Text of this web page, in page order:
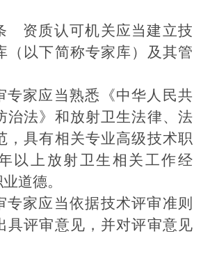
资质认可机关应当建立技
（以下简称专家库）及其管
专家应当熟悉
《中华人民共
法》 和放射卫生法律、法
，具有相关专业高级技术职
以上放射卫生相关工作经
道德。
专家应当依据技术评审准则
具评审意见，并对评审意见